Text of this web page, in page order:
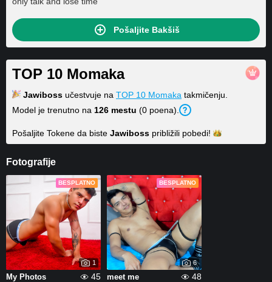
Pošaljite Bakšiš
TOP 10 Momaka
Jawiboss učestvuje na TOP 10 Momaka takmičenju.
Model je trenutno na 126 mestu (0 poena).
Pošaljite Tokene da biste Jawiboss približili pobedi!
Fotografije
BESPLATNO
1
My Photos 45
BESPLATNO
6
meet me
48